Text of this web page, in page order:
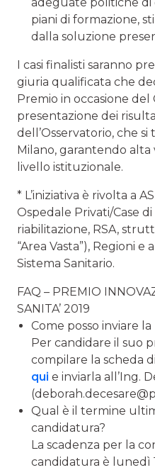
piani di formazione,
dalla soluzione
I casi finalisti saranno
giuria qualificata che
Premio in occasione del
presentazione dei
dell’Osservatorio, che si
Milano, garantendo alta
livello istituzionale.
* L’iniziativa è rivolta a
Ospedale Privati/Case
riabilitazione, RSA,
“Area Vasta”), Regioni
Sistema Sanitario.
FAQ – PREMIO
SANITA’ 2019
Come posso inviare
Per candidare il suo
compilare la scheda
qui e inviarla all’Ing.
Qual è il termine
candidatura?
La scadenza per la
candidatura è lunedì